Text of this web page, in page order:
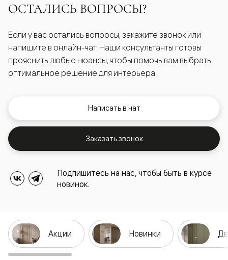
ОСТАЛИСЬ ВОПРОСЫ?
Если у вас остались вопросы, закажите звонок или
напишите в онлайн-чат. Наши консультанты готовы
прояснить любые нюансы, чтобы помочь вам выбрать
оптимальное решение для интерьера.
Написать в чат
Заказать звонок
Подпишитесь на нас, чтобы быть в курсе
новинок.
Акции Новинки